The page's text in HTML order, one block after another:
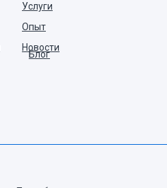
Услуги
Опыт
Новости
Блог